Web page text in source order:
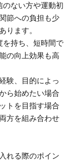
のない方や運動初
節への負担も少
ります。
を持ち、短時間で
の向上効果も高
験、目的によっ
ら始めたい場合
トを目指す場合
方を組み合わせ
れる際のポイン